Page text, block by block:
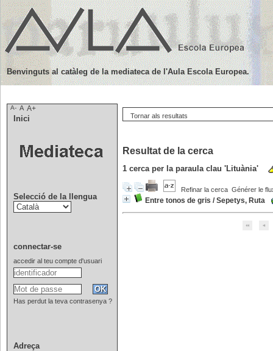
Tornar als resultats
Resultat de la cerca
1 cerca per la paraula clau 'Lituània'
Refinar la cerca Générer le
Entre tonos de gris /Sepetys, Ruta
Benvinguts al catàleg de la mediateca de l'Aula Escola Europea.
A- A A+
Inici
Selecció de la llengua
connectar-se
accedir al teu compte d'usuari
Has perdut la teva contrasenya ?
Adreça